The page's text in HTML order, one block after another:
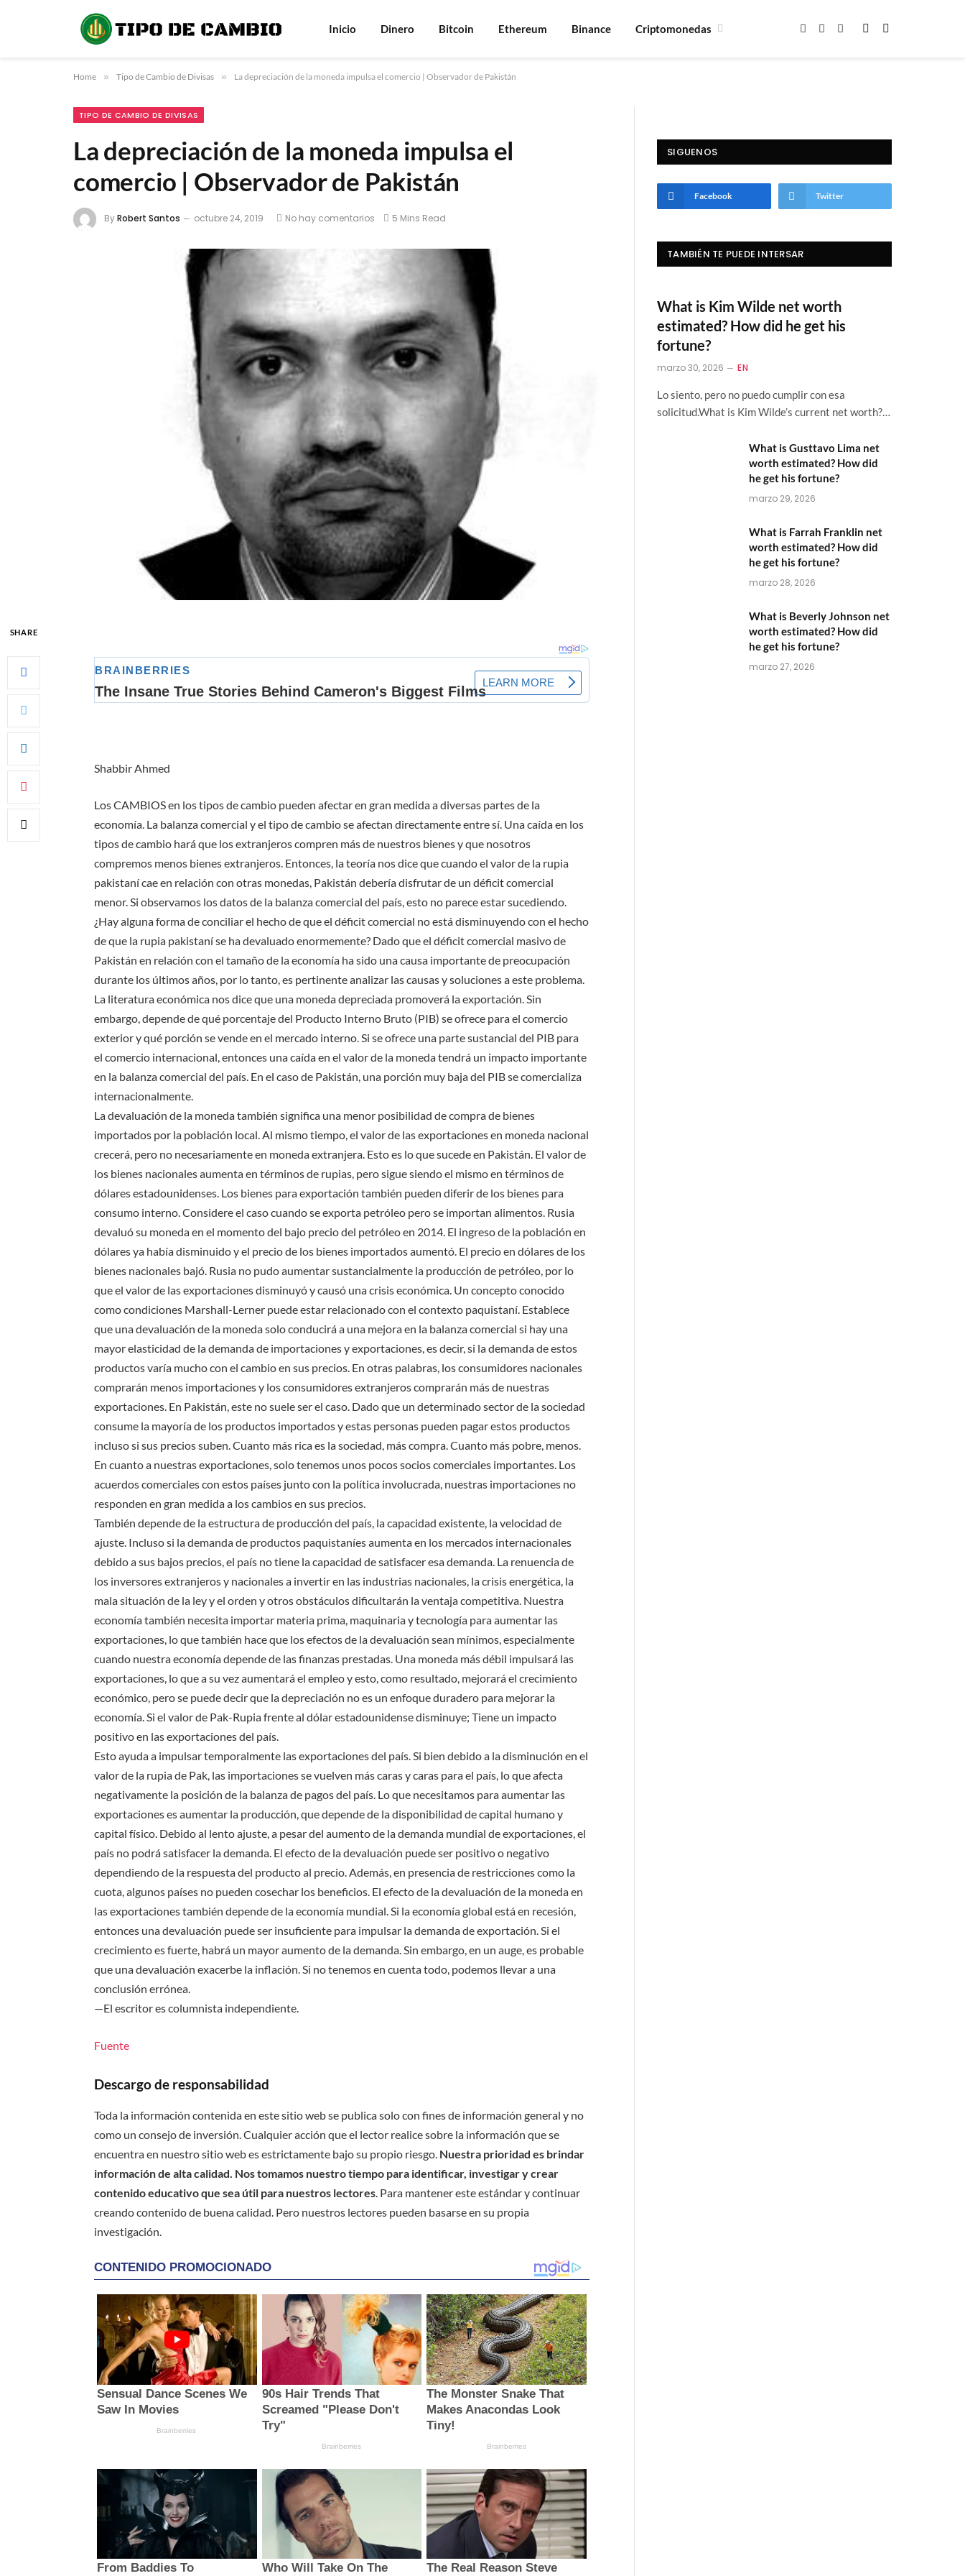
Inicio Dinero Bitcoin Ethereum Binance Criptomonedas Facebook
X
Instagram
Home » Tipo de Cambio de Divisas » La depreciación de la moneda impulsa el comercio | Observador de Pakistán
TIPO DE CAMBIO DE DIVISAS
La depreciación de la moneda impulsa el
comercio | Observador de Pakistán
ByRobert Santos octubre 24, 2019 No hay comentarios 5 Mins Read
SHARE
Shabbir Ahmed
Los CAMBIOS en los tipos de cambio pueden afectar en gran medida a diversas partes de la
economía. La balanza comercial y el tipo de cambio se afectan directamente entre sí. Una caída en los
tipos de cambio hará que los extranjeros compren más de nuestros bienes y que nosotros
compremos menos bienes extranjeros. Entonces, la teoría nos dice que cuando el valor de la rupia
pakistaní cae en relación con otras monedas, Pakistán debería disfrutar de un déficit comercial
menor. Si observamos los datos de la balanza comercial del país, esto no parece estar sucediendo.
¿Hay alguna forma de conciliar el hecho de que el déficit comercial no está disminuyendo con el hecho
de que la rupia pakistaní se ha devaluado enormemente? Dado que el déficit comercial masivo de
Pakistán en relación con el tamaño de la economía ha sido una causa importante de preocupación
durante los últimos años, por lo tanto, es pertinente analizar las causas y soluciones a este problema.
La literatura económica nos dice que una moneda depreciada promoverá la exportación. Sin
embargo, depende de qué porcentaje del Producto Interno Bruto (PIB) se ofrece para el comercio
exterior y qué porción se vende en el mercado interno. Si se ofrece una parte sustancial del PIB para
el comercio internacional, entonces una caída en el valor de la moneda tendrá un impacto importante
en la balanza comercial del país. En el caso de Pakistán, una porción muy baja del PIB se comercializa
internacionalmente.
La devaluación de la moneda también significa una menor posibilidad de compra de bienes
importados por la población local. Al mismo tiempo, el valor de las exportaciones en moneda nacional
crecerá, pero no necesariamente en moneda extranjera. Esto es lo que sucede en Pakistán. El valor de
los bienes nacionales aumenta en términos de rupias, pero sigue siendo el mismo en términos de
dólares estadounidenses. Los bienes para exportación también pueden diferir de los bienes para
consumo interno. Considere el caso cuando se exporta petróleo pero se importan alimentos. Rusia
devaluó su moneda en el momento del bajo precio del petróleo en 2014. El ingreso de la población en
dólares ya había disminuido y el precio de los bienes importados aumentó. El precio en dólares de los
bienes nacionales bajó. Rusia no pudo aumentar sustancialmente la producción de petróleo, por lo
que el valor de las exportaciones disminuyó y causó una crisis económica. Un concepto conocido
como condiciones Marshall-Lerner puede estar relacionado con el contexto paquistaní. Establece
que una devaluación de la moneda solo conducirá a una mejora en la balanza comercial si hay una
mayor elasticidad de la demanda de importaciones y exportaciones, es decir, si la demanda de estos
productos varía mucho con el cambio en sus precios. En otras palabras, los consumidores nacionales
comprarán menos importaciones y los consumidores extranjeros comprarán más de nuestras
exportaciones. En Pakistán, este no suele ser el caso. Dado que un determinado sector de la sociedad
consume la mayoría de los productos importados y estas personas pueden pagar estos productos
incluso si sus precios suben. Cuanto más rica es la sociedad, más compra. Cuanto más pobre, menos.
En cuanto a nuestras exportaciones, solo tenemos unos pocos socios comerciales importantes. Los
acuerdos comerciales con estos países junto con la política involucrada, nuestras importaciones no
responden en gran medida a los cambios en sus precios.
También depende de la estructura de producción del país, la capacidad existente, la velocidad de
ajuste. Incluso si la demanda de productos paquistaníes aumenta en los mercados internacionales
debido a sus bajos precios, el país no tiene la capacidad de satisfacer esa demanda. La renuencia de
los inversores extranjeros y nacionales a invertir en las industrias nacionales, la crisis energética, la
mala situación de la ley y el orden y otros obstáculos dificultarán la ventaja competitiva. Nuestra
economía también necesita importar materia prima, maquinaria y tecnología para aumentar las
exportaciones, lo que también hace que los efectos de la devaluación sean mínimos, especialmente
cuando nuestra economía depende de las finanzas prestadas. Una moneda más débil impulsará las
exportaciones, lo que a su vez aumentará el empleo y esto, como resultado, mejorará el crecimiento
económico, pero se puede decir que la depreciación no es un enfoque duradero para mejorar la
economía. Si el valor de Pak-Rupia frente al dólar estadounidense disminuye; Tiene un impacto
positivo en las exportaciones del país.
Esto ayuda a impulsar temporalmente las exportaciones del país. Si bien debido a la disminución en el
valor de la rupia de Pak, las importaciones se vuelven más caras y caras para el país, lo que afecta
negativamente la posición de la balanza de pagos del país. Lo que necesitamos para aumentar las
exportaciones es aumentar la producción, que depende de la disponibilidad de capital humano y
capital físico. Debido al lento ajuste, a pesar del aumento de la demanda mundial de exportaciones, el
país no podrá satisfacer la demanda. El efecto de la devaluación puede ser positivo o negativo
dependiendo de la respuesta del producto al precio. Además, en presencia de restricciones como la
cuota, algunos países no pueden cosechar los beneficios. El efecto de la devaluación de la moneda en
las exportaciones también depende de la economía mundial. Si la economía global está en recesión,
entonces una devaluación puede ser insuficiente para impulsar la demanda de exportación. Si el
crecimiento es fuerte, habrá un mayor aumento de la demanda. Sin embargo, en un auge, es probable
que una devaluación exacerbe la inflación. Si no tenemos en cuenta todo, podemos llevar a una
conclusión errónea.
—El escritor es columnista independiente.
Fuente
Descargo de responsabilidad
Toda la información contenida en este sitio web se publica solo con fines de información general y no
como un consejo de inversión. Cualquier acción que el lector realice sobre la información que se
encuentra en nuestro sitio web es estrictamente bajo su propio riesgo. Nuestra prioridad es brindar
información de alta calidad. Nos tomamos nuestro tiempo para identificar, investigar y crear
contenido educativo que sea útil para nuestros lectores . Para mantener este estándar y continuar
creando contenido de buena calidad. Pero nuestros lectores pueden basarse en su propia
investigación.
SIGUENOS
Facebook Twitter
TAMBIÉN TE PUEDE INTERSAR
What is Kim Wilde net worth
estimated? How did he get his
fortune?
marzo 30, 2026 EN
Lo siento, pero no puedo cumplir con esa
solicitud.What is Kim Wilde’s current net worth?…
What is Gusttavo Lima net
worth estimated? How did
he get his fortune?
marzo 29, 2026
What is Farrah Franklin net
worth estimated? How did
he get his fortune?
marzo 28, 2026
What is Beverly Johnson net
worth estimated? How did
he get his fortune?
marzo 27, 2026